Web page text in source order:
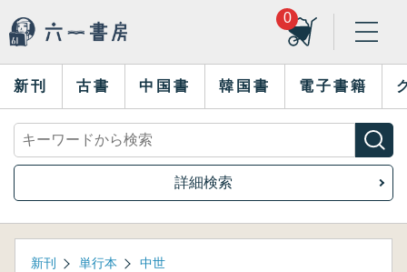
0
新刊 古書 中国書 韓国書 電子書籍
詳細検索
新刊 単行本 中世